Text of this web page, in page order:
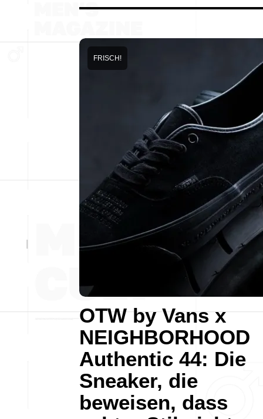
OTW by Vans x
NEIGHBORHOOD
Authentic 44: Die
Sneaker, die
beweisen, dass
FRISCH!